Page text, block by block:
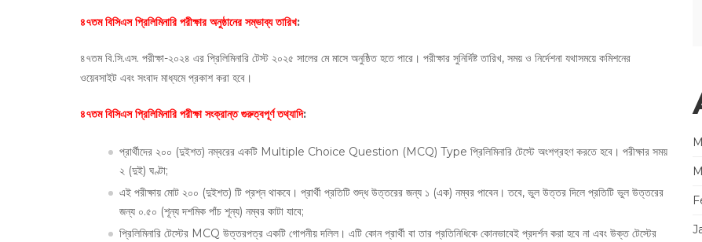
৪৭তম বিসিএস প্রিলিমিনারি পরীক্ষার অনুষ্ঠানের সম্ভাব্য তারিখ:
৪৭তম বি.সি.এস. পরীক্ষা-২০২৪ এর প্রিলিমিনারি টেস্ট ২০২৫ সালের মে মাসে অনুষ্ঠিত হতে পারে। পরীক্ষার সুনির্দিষ্ট তারিখ, সময় ও নির্দেশনা যথাসময়ে কমিশনের
ওয়েবসাইট এবং সংবাদ মাধ্যমে প্রকাশ করা হবে।
৪৭তম বিসিএস প্রিলিমিনারি পরীক্ষা সংক্রান্ত গুরুত্বপূর্ণ তথ্যাদি:
প্রার্থীদের ২০০ (দুইশত) নম্বরের একটি Multiple Choice Question (MCQ) Type প্রিলিমিনারি টেস্টে অংশগ্রহণ করতে হবে। পরীক্ষার সময়
২ (দুই) ঘণ্টা;
এই পরীক্ষায় মোট ২০০ (দুইশত) টি প্রশ্ন থাকবে। প্রার্থী প্রতিটি শুদ্ধ উত্তরের জন্য ১ (এক) নম্বর পাবেন। তবে, ভুল উত্তর দিলে প্রতিটি ভুল উত্তরের
জন্য ০.৫০ (শূন্য দশমিক পাঁচ শূন্য) নম্বর কাটা যাবে;
প্রিলিমিনারি টেস্টের MCQ উত্তরপত্র একটি গোপনীয় দলিল। এটি কোন প্রার্থী বা তার প্রতিনিধিকে কোনভাবেই প্রদর্শন করা হবে না এবং উক্ত টেস্টের